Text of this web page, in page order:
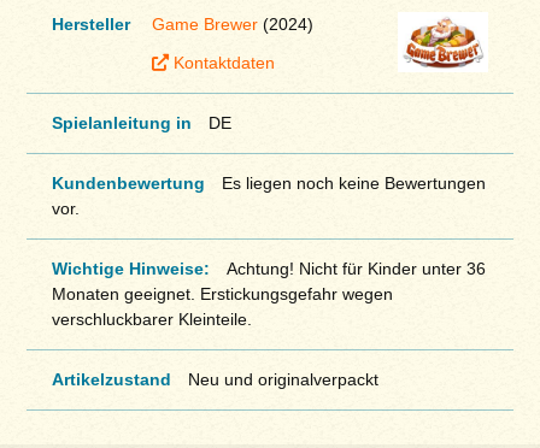
Hersteller Game Brewer(2024)
Kontaktdaten
Spielanleitung in DE
Kundenbewertung
Es liegen noch keine Bewertungen
vor.
Wichtige Hinweise:
Achtung! Nicht für Kinder unter 36
Monaten geeignet. Erstickungsgefahr wegen
verschluckbarer Kleinteile.
Artikelzustand Neu und originalverpackt